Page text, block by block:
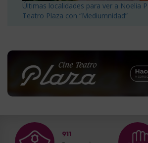
Últimas localidades para ver a Noelia
Teatro Plaza con “Mediumnidad”
911